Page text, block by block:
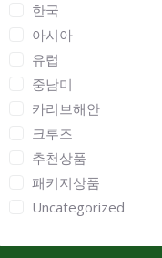
한국
아시아
유럽
중남미
카리브해안
크루즈
추천상품
패키지상품
Uncategorized